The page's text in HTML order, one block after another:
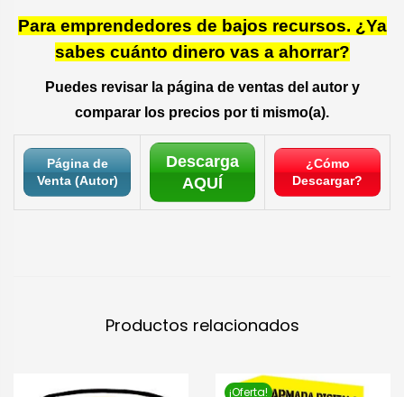
Para emprendedores de bajos recursos. ¿Ya
sabes cuánto dinero vas a ahorrar?
Puedes revisar la página de ventas del autor y
comparar los precios por ti mismo(a).
Página de
Venta (Autor)
Descarga
AQUÍ
¿Cómo
Descargar?
Productos relacionados
¡Oferta!